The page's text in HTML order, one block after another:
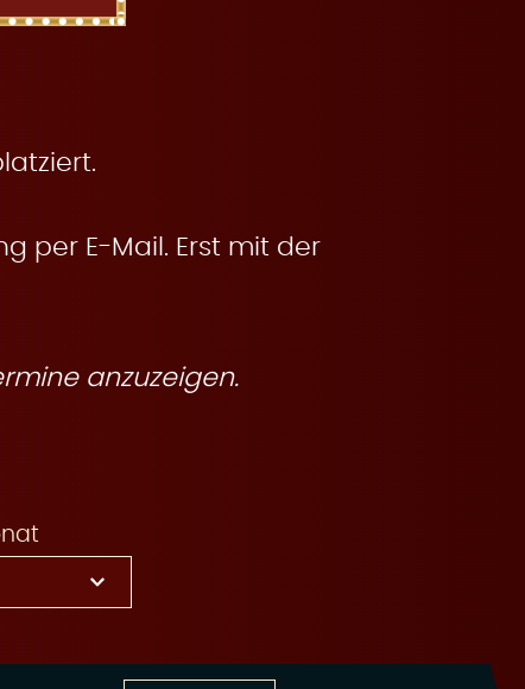
per E-Mail. Erst mit der
anzuzeigen.